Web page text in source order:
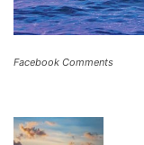
Facebook Comments